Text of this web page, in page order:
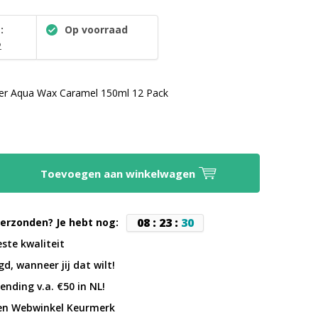
Op voorraad
Aqua Wax Caramel 150ml 12 Pack
Toevoegen aan winkelwagen
Je hebt nog: 08: 23: 30
kwaliteit
wanneer jij dat wilt!
v.a. €50 in NL!
Webwinkel Keurmerk